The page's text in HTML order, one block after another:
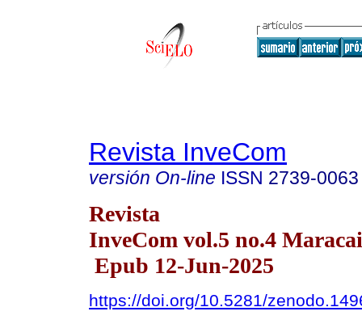
Revista InveCom
versión On-line ISSN 2739-0063
Revista
InveCom vol.5 no.4
Epub 12-Jun-2025
https://doi.org/10.5281/